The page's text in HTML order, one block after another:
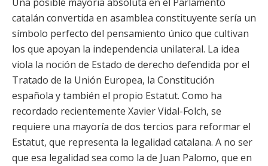
catalán convertida en asamblea constituyente sería un
símbolo perfecto del pensamiento único que cultivan
los que apoyan la independencia unilateral. La idea
viola la noción de Estado de derecho defendida por el
Tratado de la Unión Europea, la Constitución
española y también el propio Estatut. Como ha
recordado recientemente Xavier Vidal-Folch, se
requiere una mayoría de dos tercios para reformar el
Estatut, que representa la legalidad catalana. A no ser
que esa legalidad sea como la de Juan Palomo, que en